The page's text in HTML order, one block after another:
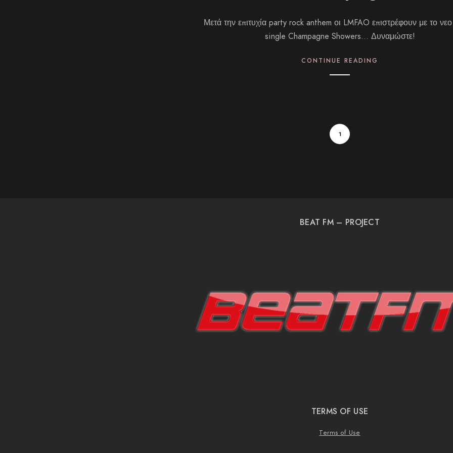
Μετά την επιτυχία party rock anthem οι LMFAO επιστρέφουν με το
single Champagne Showers… Δυναμώστε!
CONTINUE READING
1
BEAT FM – PROJECT
TERMS OF USE
Terms of Use